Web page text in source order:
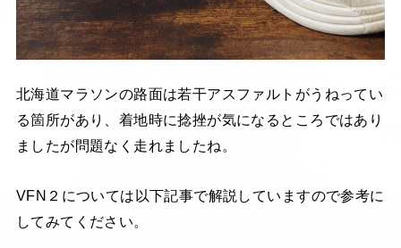
北海道マラソンの路面は若干アスファルトがうねってい
る箇所があり、着地時に捻挫が気になるところではあり
ましたが問題なく走れましたね。
VFN２については以下記事で解説していますので参考に
してみてください。